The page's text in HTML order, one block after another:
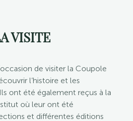
VISITE
de visiter la Coupole
l’histoire et les
ont été également reçus à la
où leur ont été
et différentes éditions